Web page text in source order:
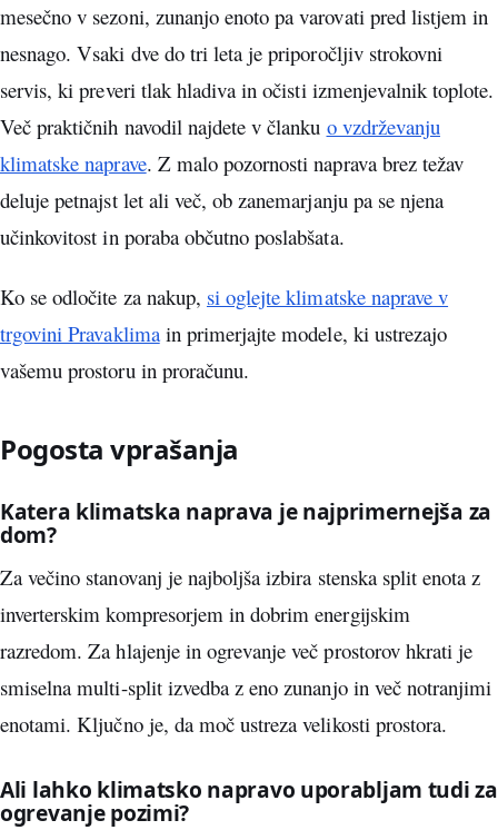
mesečno v sezoni, zunanjo enoto pa varovati pred listjem in
nesnago. Vsaki dve do tri leta je priporočljiv strokovni
servis, ki preveri tlak hladiva in očisti izmenjevalnik toplote.
Več praktičnih navodil najdete v članku o vzdrževanju
klimatske naprave. Z malo pozornosti naprava brez težav
deluje petnajst let ali več, ob zanemarjanju pa se njena
učinkovitost in poraba občutno poslabšata.
Ko se odločite za nakup, si oglejte klimatske naprave v
trgovini Pravaklimain primerjajte modele, ki ustrezajo
vašemu prostoru in proračunu.
Pogosta vprašanja
Katera klimatska naprava je najprimernejša za
dom?
Za večino stanovanj je najboljša izbira stenska split enota z
inverterskim kompresorjem in dobrim energijskim
razredom. Za hlajenje in ogrevanje več prostorov hkrati je
smiselna multi-split izvedba z eno zunanjo in več notranjimi
enotami. Ključno je, da moč ustreza velikosti prostora.
Ali lahko klimatsko napravo uporabljam tudi za
ogrevanje pozimi?